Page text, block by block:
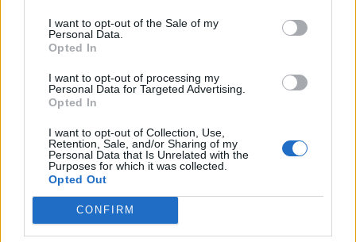
I want to opt-out of the Sale of my
Personal Data.
Opted In
I want to opt-out of processing my
Personal Data for Targeted Advertising.
Opted In
I want to opt-out of Collection, Use,
Retention, Sale, and/or Sharing of my
Personal Data that Is Unrelated with the
Purposes for which it was collected.
Opted Out
CONFIRM
SMARTPHONE E NON SOLO: TECNOGAZZETTA
XIAOMI PRESENTA I NUOVI REDMI 17 SERIES,
FOCUS SU AUTONOMIA E INTRATTENIMENTO